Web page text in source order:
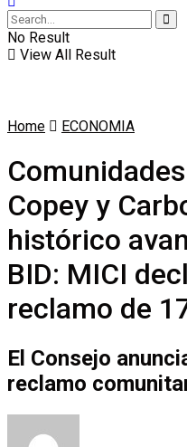
No Result
View All Result
Home ECONOMIA
Copey y
histórico
BID: MICI
reclamo de
El Consejo
reclamo